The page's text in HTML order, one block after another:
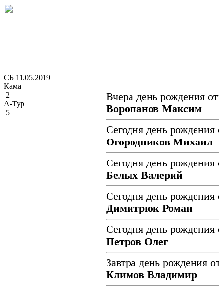
СБ 11.05.2019
Кама
2
А-Тур
5
Вчера день рождения
Воропанов Максим
Сегодня день рождения
Огородников Михаил
Сегодня день рождения
Белых Валерий
Сегодня день рождения
Димитрюк Роман
Сегодня день рождения
Петров Олег
Завтра день рождения
Климов Владимир